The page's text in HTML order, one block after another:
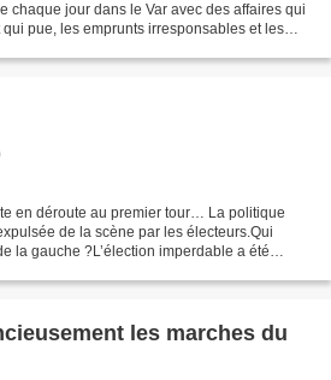
chaque jour dans le Var avec des affaires qui
pue, les emprunts irresponsables et les
en déroute au premier tour… La politique
de la scène par les électeurs.Qui
la gauche ?L’élection imperdable a été
les marches du